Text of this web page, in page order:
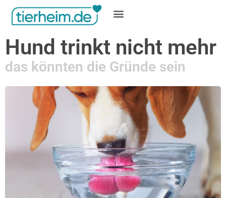
Hund trinkt nicht mehr
das könnten die Gründe sein